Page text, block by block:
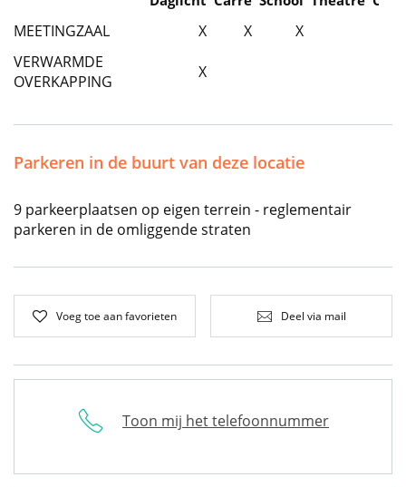
MEETINGZAAL X X
X
VERWARMDE
OVERKAPPING
X
Parkeren in de buurt van deze locatie
9 parkeerplaatsen op eigen terrein - reglementair
parkeren in de omliggende straten
Voeg toe aan favorieten Deel via mail
Toon mij het telefoonnummer